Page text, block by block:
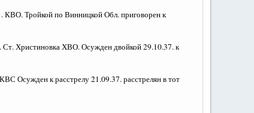
КВО. Тройкой по Винницкой Обл. приговорен к
Христиновка ХВО. Осужден двойкой 29.10.37. к
Осужден к расстрелу 21.09.37. расстрелян в тот